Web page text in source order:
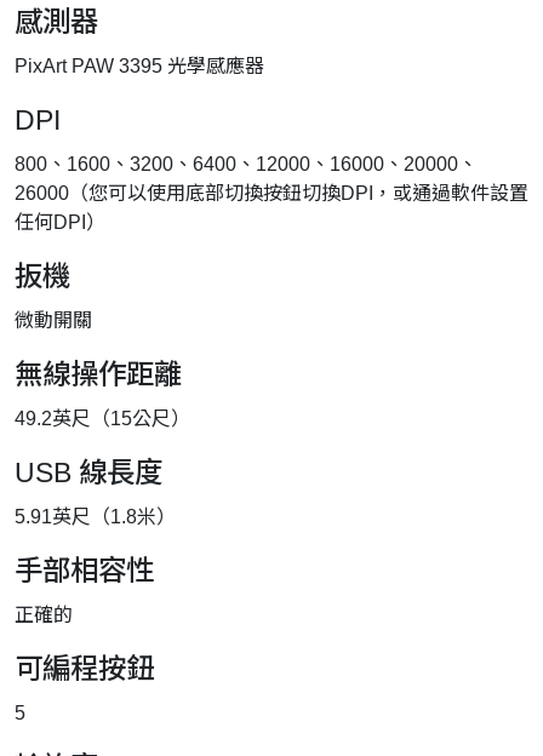
感測器
PixArt PAW 3395 光學感應器
DPI
800、1600、3200、6400、12000、16000、20000、
26000（您可以使用底部切換按鈕切換DPI，或通過軟件設置
任何DPI）
扳機
微動開關
無線操作距離
49.2英尺（15公尺）
USB 線長度
5.91英尺​​（1.8米）
手部相容性
正確的
可編程按鈕
5